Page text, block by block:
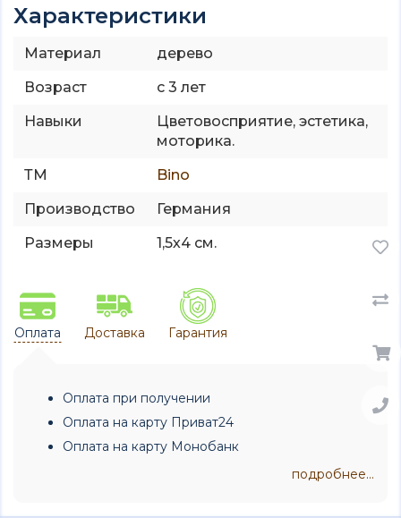
Характеристики
Материал
дерево
Возраст
с 3 лет
Навыки
Цветовосприятие, эстетика,
моторика.
ТМ
Bino
Производство
Германия
Размеры
1,5х4 см.
Оплата Доставка Гарантия
Оплата при получении
Оплата на карту Приват24
Оплата на карту Монобанк
подробнее...